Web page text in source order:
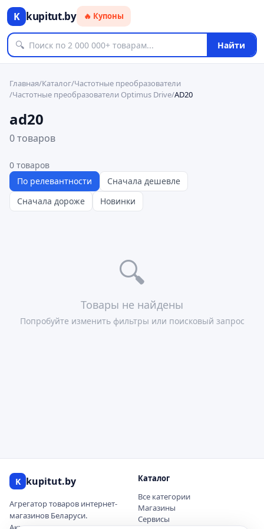
K kupitut.by 🔥 Купоны
🔍 Найти
Главная/Каталог/Частотные преобразователи
/Частотные преобразователи Optimus Drive/AD20
ad20
0 товаров
0 товаров
По релевантности
Сначала дешевле
Сначала дороже
Новинки
🔍
Товары не найдены
Попробуйте изменить фильтры или поисковый запрос
K kupitut.by
Агрегатор товаров интернет-
магазинов Беларуси.
Каталог
Все категории
Магазины
Сервисы